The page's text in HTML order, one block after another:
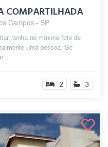
COMPARTILHADA
Campos - SP
tenha no mínimo foto de
uma pessoa. Se
2 3